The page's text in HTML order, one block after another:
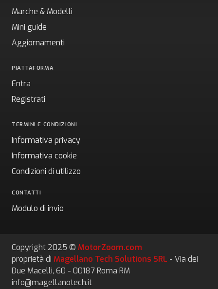
Marche & Modelli
Mini guide
Aggiornamenti
PIATTAFORMA
Entra
Registrati
TERMINI E CONDIZIONI
Informativa privacy
Informativa cookie
Condizioni di utilizzo
CONTATTI
Modulo di invio
Copyright 2025 © MotorZoom.com
proprietà di Magellano Tech Solutions SRL - Via dei
Due Macelli, 60 - 00187 Roma RM
info@magellanotech.it